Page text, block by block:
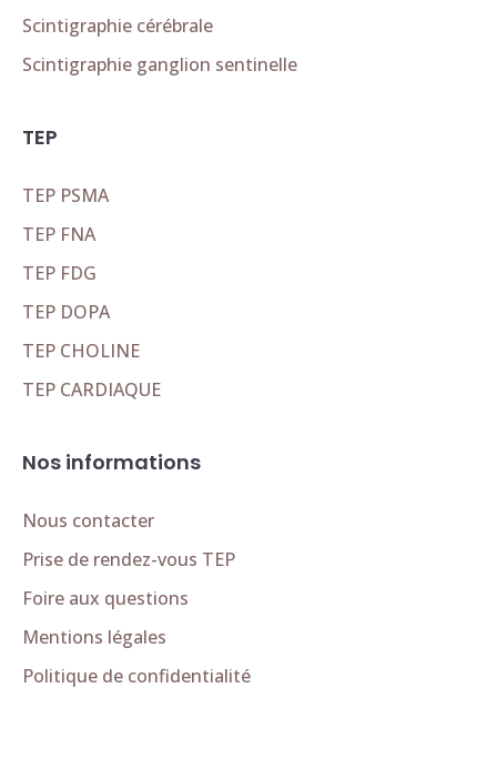
Scintigraphie cérébrale
Scintigraphie ganglion sentinelle
TEP
TEP PSMA
TEP FNA
TEP FDG
TEP DOPA
TEP CHOLINE
TEP CARDIAQUE
Nos informations
Nous contacter
Prise de rendez-vous TEP
Foire aux questions
Mentions légales
Politique de confidentialité